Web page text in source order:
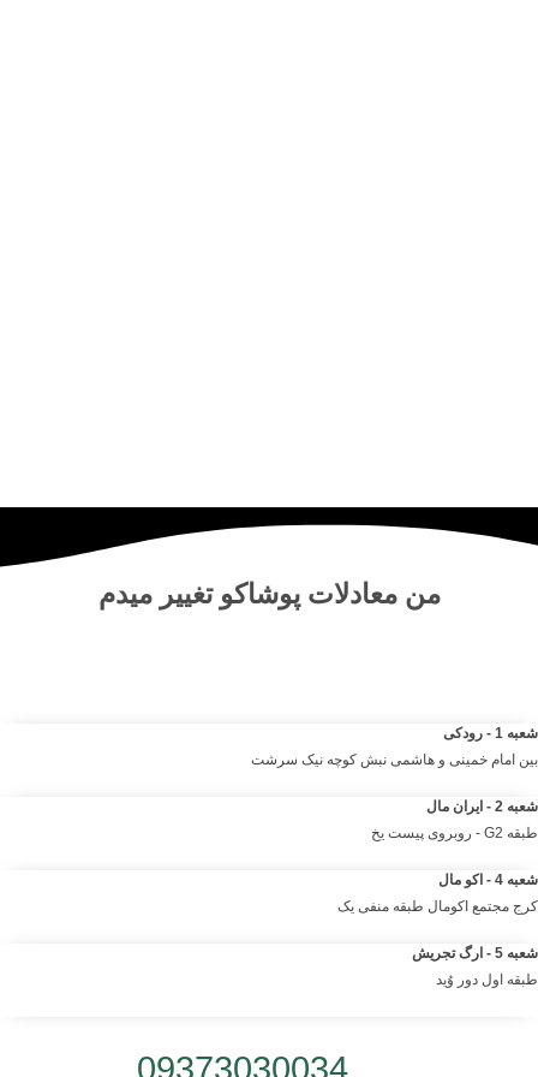
من معادلات پوشاکو تغییر میدم
شعبه 1 - رودکی
بین امام خمینی و هاشمی نبش کوچه نیک سرشت
شعبه 2 - ایران مال
طبقه G2 - روبروی پیست یخ
شعبه 4 - اکو مال
کرج مجتمع اکومال طبقه منفی یک
شعبه 5 - ارگ تجریش
طبقه اول دور وُید
09373030034